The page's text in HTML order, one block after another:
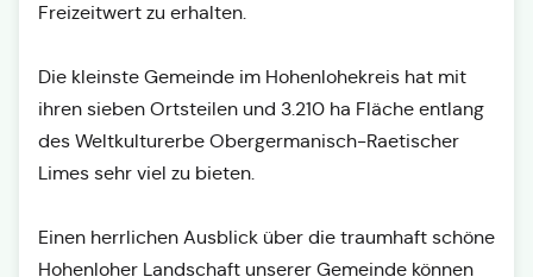
Freizeitwert zu erhalten.
Die kleinste Gemeinde im Hohenlohekreis hat mit
ihren sieben Ortsteilen und 3.210 ha Fläche entlang
des Weltkulturerbe Obergermanisch-Raetischer
Limes sehr viel zu bieten.
Einen herrlichen Ausblick über die traumhaft schöne
Hohenloher Landschaft unserer Gemeinde können